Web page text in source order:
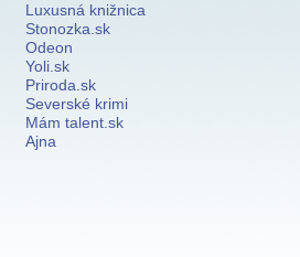
Luxusná knižnica
Stonozka.sk
Odeon
Yoli.sk
Priroda.sk
Severské krimi
Mám talent.sk
Ajna